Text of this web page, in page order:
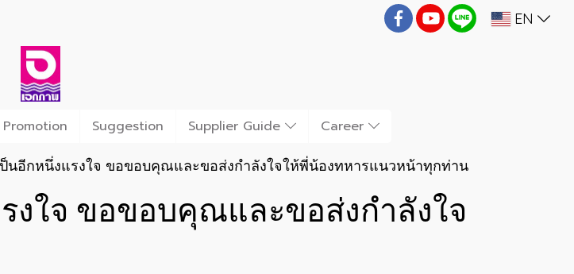
EN
Promotion Suggestion Supplier Guide Career
ป็นอีกหนึ่งแรงใจ ขอขอบคุณและขอส่งกำลังใจให้พี่น้องทหารแนวหน้าทุกท่าน
งใจ ขอขอบคุณและขอส่งกำลังใจ